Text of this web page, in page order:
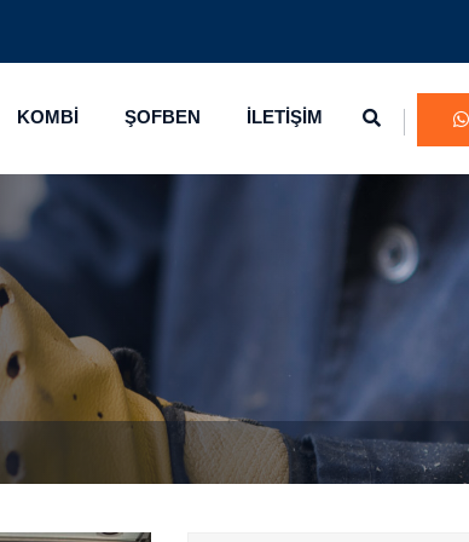
KOMBİ ŞOFBEN İLETİŞİM